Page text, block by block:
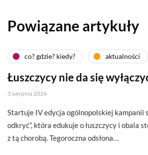
Powiązane artykuły
co? gdzie? kiedy? aktualności
Łuszczycy nie da się
3 sierpnia 2026
Startuje IV edycja ogólnopolskiej kampanii
odkryć”, która edukuje o łuszczycy i obala
z tą chorobą. Tegoroczna odsłona…